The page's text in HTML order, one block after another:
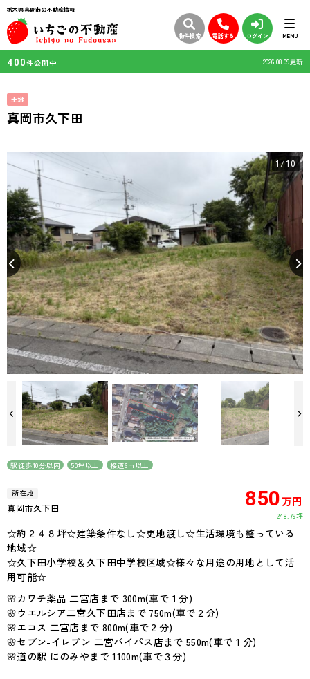
栃木県真岡市の不動産情報
物件検索 電話する ログイン MENU
400件公開中 2026.08.09更新
土地
真岡市久下田
1/10
駅徒歩10分以内 50坪以上 接道6ｍ以上
所在地
真岡市久下田 850万円
248.79坪
☆約２４８坪☆建築条件なし☆更地渡し☆生活環境も整っている
地域☆
☆久下田小学校＆久下田中学校区域☆様々な用途の用地として活
用可能☆
🌸カワチ薬品 二宮店まで 300m(車で１分)
🌸ウエルシア二宮久下田店まで 750m(車で２分)
🌸エコス 二宮店まで 800m(車で２分)
🌸セブン-イレブン 二宮バイパス店まで 550m(車で１分)
🌸道の駅 にのみやまで 1100m(車で３分)